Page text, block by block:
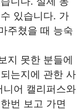
있습니다. 가
주쳤을 때 능숙
지 못한 분들에
는지에 관한 사
어 캘리퍼스와
번 보고 가면